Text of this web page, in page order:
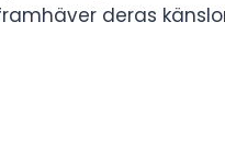
deras